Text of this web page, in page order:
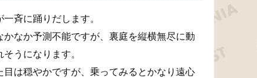
斉に踊りだします。
なか予測不能ですが、裏庭を縦横無尽に動
うになります。
は穏やかですが、乗ってみるとかなり遠心